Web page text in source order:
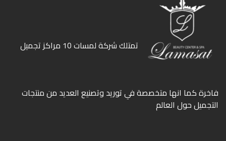
ﺗﻤﺘﻠﻚ ﺷﺮﻛﺔ ﻟﻤﺴﺎت 10 ﻣﺮاﻛﺰ ﺗﺠﻤﻴﻞ
ﻓﺎﺧﺮة كما انها ﻣﺘﺨﺼﺼﺔ ﻓﻲ ﺗﻮرﻳﺪ وﺗﺼﻨﻴﻊ اﻟﻌﺪﻳﺪ ﻣﻦ ﻣﻨﺘﺠﺎت
اﻟﺘﺠﻤﻴﻞ ﺣﻮل اﻟﻌﺎﻟﻢ